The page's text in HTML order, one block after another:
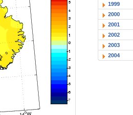
1999
2000
2001
2002
2003
2004